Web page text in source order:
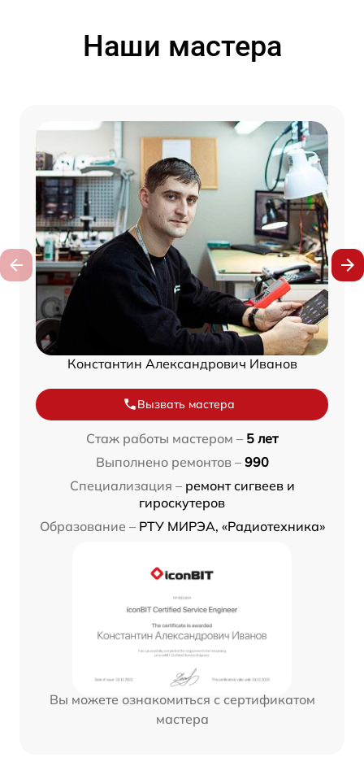
Наши мастера
Константин Александрович Иванов
Вызвать мастера
Стаж работы мастером – 5 лет
Выполнено ремонтов – 990
Специализация – ремонт сигвеев и
гироскутеров
Образование – РТУ МИРЭА, «Радиотехника»
Вы можете ознакомиться с сертификатом
мастера